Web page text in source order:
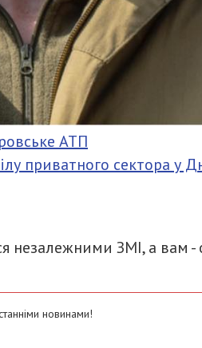
АТП
приватного сектора у
незалежними ЗМІ, а вам -
новинами!